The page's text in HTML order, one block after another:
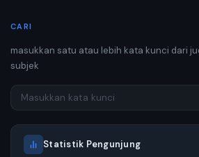
CARI
masukkan satu atau lebih kata kunci dari
subjek
Statistik Pengunjung